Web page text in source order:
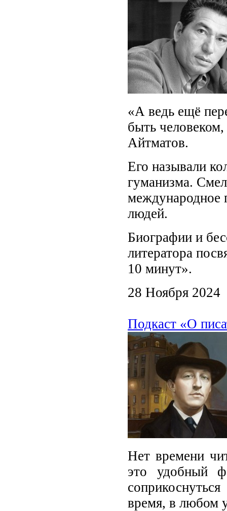
«А ведь ещё
быть человеком,
Айтматов.
Его называли
гуманизма.
международное
людей.
Биографии и
литератора
10 минут».
28 Ноября 2024
Подкаст «О
Нет времени
это удобный
время, в любом